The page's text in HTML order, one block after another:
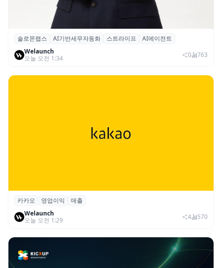
솔로몬랩스, 스트라이프 출신 이창헌 영입…
절세 전략 AI 에이전트 개발 본격화
솔로몬랩스 AI기반세무자동화 스트라이프
AI에이전트
Welaunch
오늘 오전 1:34
0 763
카카오, 2026년 2분기 매출 2조985억·영업
이익 2770억…역대 분기 최대
카카오 영업이익
매출
Welaunch
오늘 오전 1:29
4 570